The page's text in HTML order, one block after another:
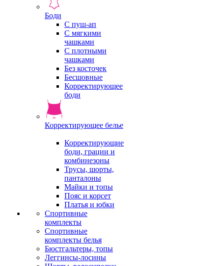
Боди
С пуш-ап
С мягкими
чашками
С плотными
чашками
Без косточек
Бесшовные
Корректирующее
боди
Корректирующее белье
Корректирующие
боди, грации и
комбинезоны
Трусы, шорты,
панталоны
Майки и топы
Пояс и корсет
Платья и юбки
Спортивные
комплекты
Спортивные
комплекты белья
Бюстгальтеры, топы
Леггинсы-лосины